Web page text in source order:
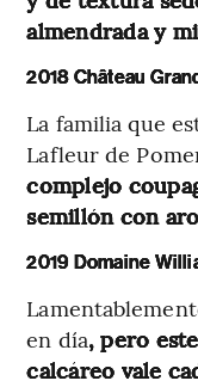
almendrada y
2018 Château
La familia que
Lafleur de
complejo
semillón con
2019 Domaine
en día, pero
calcáreo vale